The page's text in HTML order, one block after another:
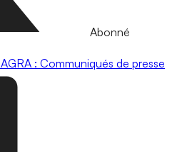
Abonné
AGRA : Communiqués de presse